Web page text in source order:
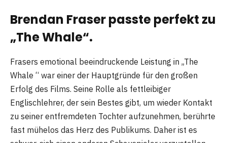
Brendan Fraser passte perfekt zu
„The Whale“.
Frasers emotional beeindruckende Leistung in „The
Whale “ war einer der Hauptgründe für den großen
Erfolg des Films. Seine Rolle als fettleibiger
Englischlehrer, der sein Bestes gibt, um wieder Kontakt
zu seiner entfremdeten Tochter aufzunehmen, berührte
fast mühelos das Herz des Publikums. Daher ist es